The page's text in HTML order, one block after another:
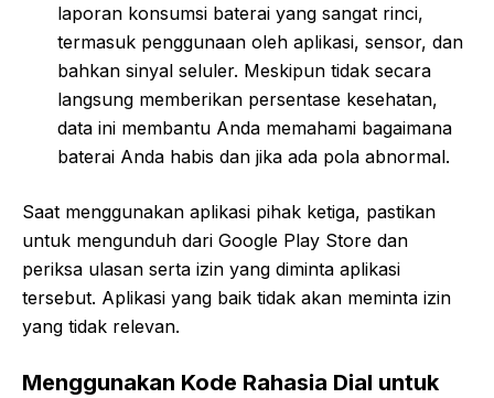
laporan konsumsi baterai yang sangat rinci,
termasuk penggunaan oleh aplikasi, sensor, dan
bahkan sinyal seluler. Meskipun tidak secara
langsung memberikan persentase kesehatan,
data ini membantu Anda memahami bagaimana
baterai Anda habis dan jika ada pola abnormal.
Saat menggunakan aplikasi pihak ketiga, pastikan
untuk mengunduh dari Google Play Store dan
periksa ulasan serta izin yang diminta aplikasi
tersebut. Aplikasi yang baik tidak akan meminta izin
yang tidak relevan.
Menggunakan Kode Rahasia Dial untuk